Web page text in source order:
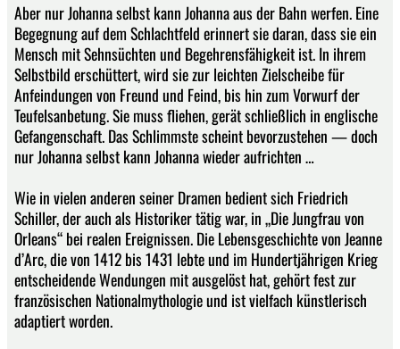
Aber nur Johanna selbst kann Johanna aus der Bahn werfen. Eine
Begegnung auf dem Schlachtfeld erinnert sie daran, dass sie ein
Mensch mit Sehnsüchten und Begehrensfähigkeit ist. In ihrem
Selbstbild erschüttert, wird sie zur leichten Zielscheibe für
Anfeindungen von Freund und Feind, bis hin zum Vorwurf der
Teufelsanbetung. Sie muss fliehen, gerät schließlich in englische
Gefangenschaft. Das Schlimmste scheint bevorzustehen — doch
nur Johanna selbst kann Johanna wieder aufrichten …
Wie in vielen anderen seiner Dramen bedient sich Friedrich
Schiller, der auch als Historiker tätig war, in „Die Jungfrau von
Orleans“ bei realen Ereignissen. Die Lebensgeschichte von Jeanne
d’Arc, die von 1412 bis 1431 lebte und im Hundertjährigen Krieg
entscheidende Wendungen mit ausgelöst hat, gehört fest zur
französischen Nationalmythologie und ist vielfach künstlerisch
adaptiert worden.